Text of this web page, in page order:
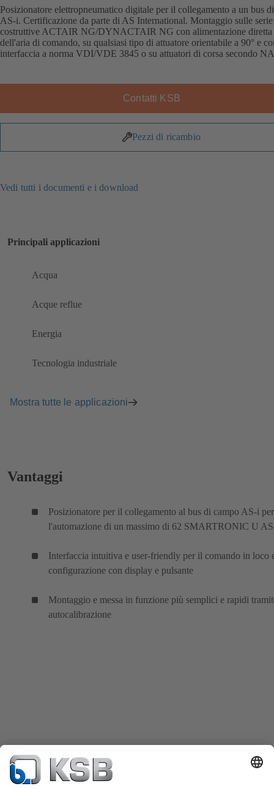
Posizionatore elettropneumatico digitale per il collegamento a un bus
AS-i. Certificazione da parte di AS International. Montaggio sulle serie
costruttive ACTAIR NG/DYNACTAIR NG con alimentazione diretta
dell'aria di comando, su qualsiasi tipo di attuatore orientabile a 90° e
interfaccia a norma VDI/VDE 3845 o su attuatori di corsa secondo
Contatti KSB
Pezzi di ricambio
Vedi tutti i documenti e i download
Principali applicazioni
Acqua
Acque reflue
Energia
Tecnologia industriale
Mostra tutte le applicazioni
Vantaggi
Posizionatore per il collegamento al bus di campo AS-i per
l'automazione di un massimo di 62 SMARTRONIC U
Interfaccia intuitiva e user-friendly per il comando in loco
configurazione con display e pulsante
Montaggio e messa in funzione più semplici e rapidi
autocalibrazione